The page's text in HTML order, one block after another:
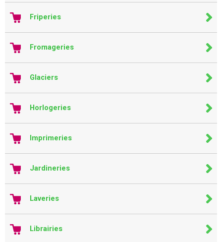
Friperies
Fromageries
Glaciers
Horlogeries
Imprimeries
Jardineries
Laveries
Librairies